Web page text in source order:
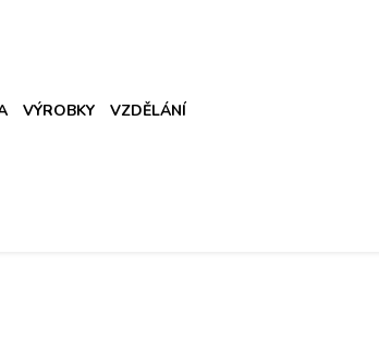
VÝROBKY
VZDĚLÁNÍ